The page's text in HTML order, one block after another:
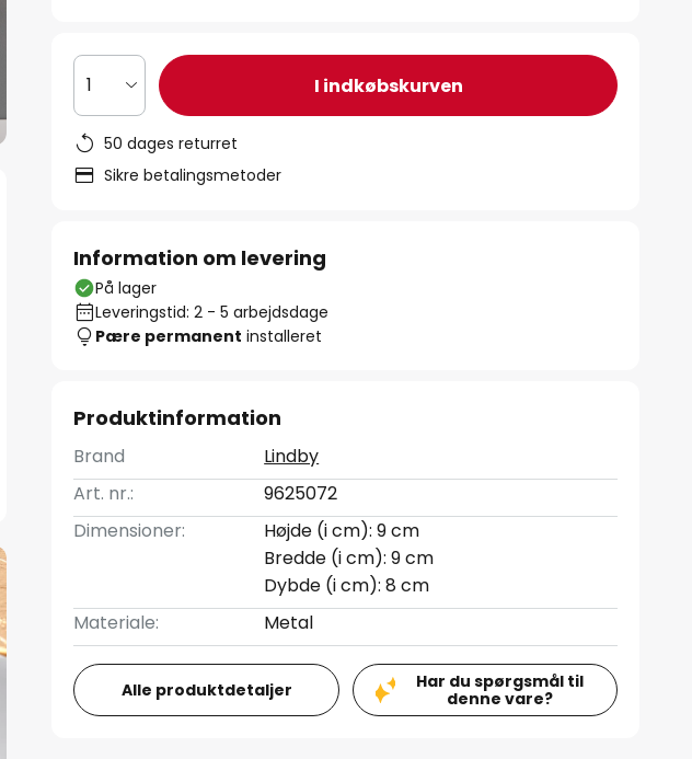
1 I indkøbskurven
50 dages returret
Sikre betalingsmetoder
Information om levering
På lager
Leveringstid: 2 - 5 arbejdsdage
Pære permanent installeret
Produktinformation
Brand
Lindby
Art. nr.:
9625072
Dimensioner:
Højde (i cm): 9 cm
Bredde (i cm): 9 cm
Dybde (i cm): 8 cm
Materiale:
Metal
Alle produktdetaljer
Har du spørgsmål til
denne vare?